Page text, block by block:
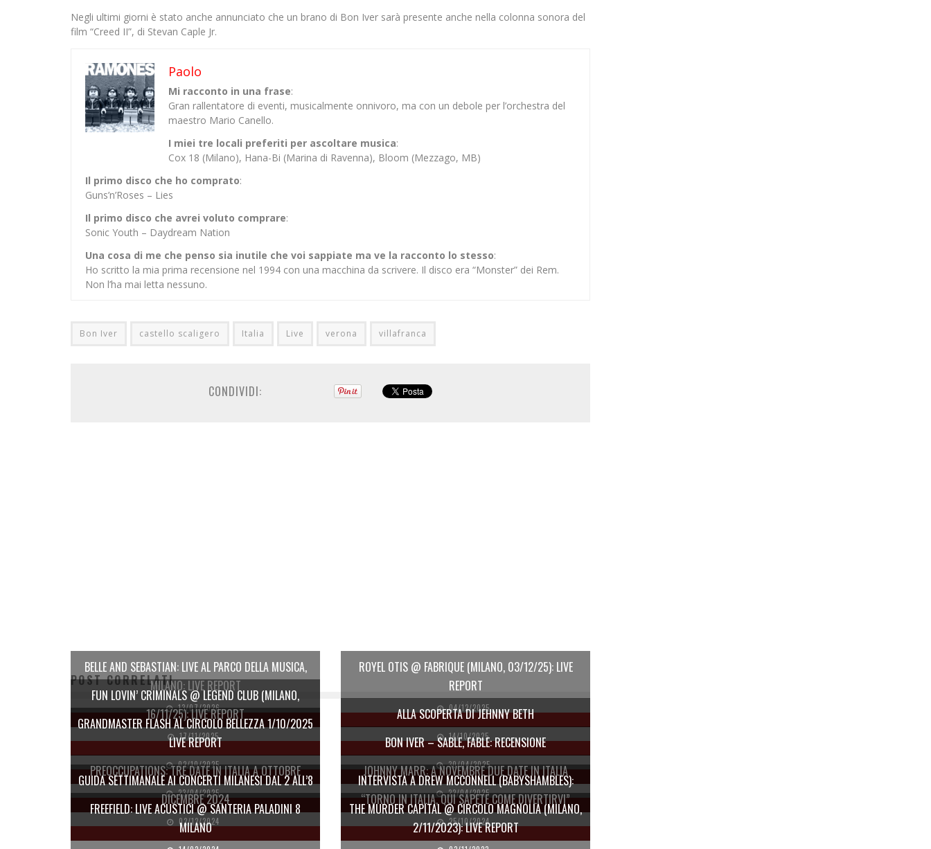
Negli ultimi giorni è stato anche annunciato che un brano di Bon Iver sarà presente anche nella colonna sonora del
film “Creed II”, di Stevan Caple Jr.
Paolo
Mi racconto in una frase:
Gran rallentatore di eventi, musicalmente onnivoro, ma con un debole per l’orchestra del
maestro Mario Canello.
I miei tre locali preferiti per ascoltare musica:
Cox 18 (Milano), Hana-Bi (Marina di Ravenna), Bloom (Mezzago, MB)
Il primo disco che ho comprato:
Guns’n’Roses – Lies
Il primo disco che avrei voluto comprare:
Sonic Youth – Daydream Nation
Una cosa di me che penso sia inutile che voi sappiate ma ve la racconto lo stesso:
Ho scritto la mia prima recensione nel 1994 con una macchina da scrivere. Il disco era “Monster” dei Rem.
Non l’ha mai letta nessuno.
Bon Iver castello scaligero Italia Live verona villafranca
CONDIVIDI:
POST CORRELATI
BELLE AND SEBASTIAN: LIVE AL PARCO DELLA MUSICA,
MILANO: LIVE REPORT
13/07/2026
ROYEL OTIS @ FABRIQUE (MILANO, 03/12/25): LIVE
REPORT
04/12/2025
FUN LOVIN’ CRIMINALS @ LEGEND CLUB (MILANO,
16/11/25): LIVE REPORT
17/11/2025
ALLA SCOPERTA DI JEHNNY BETH
14/10/2025
GRANDMASTER FLASH AL CIRCOLO BELLEZZA 1/10/2025
LIVE REPORT
02/10/2025
BON IVER – SABLE, FABLE: RECENSIONE
30/04/2025
PREOCCUPATIONS: TRE DATE IN ITALIA A OTTOBRE
23/04/2025
JOHNNY MARR: A NOVEMBRE DUE DATE IN ITALIA
22/04/2025
GUIDA SETTIMANALE AI CONCERTI MILANESI DAL 2 ALL’8
DICEMBRE 2024
02/12/2024
INTERVISTA A DREW MCCONNELL (BABYSHAMBLES):
“TORNO IN ITALIA, QUI SAPETE COME DIVERTIRVI”
25/10/2024
FREEFIELD: LIVE ACUSTICI @ SANTERIA PALADINI 8
MILANO
THE MURDER CAPITAL @ CIRCOLO MAGNOLIA (MILANO,
2/11/2023): LIVE REPORT